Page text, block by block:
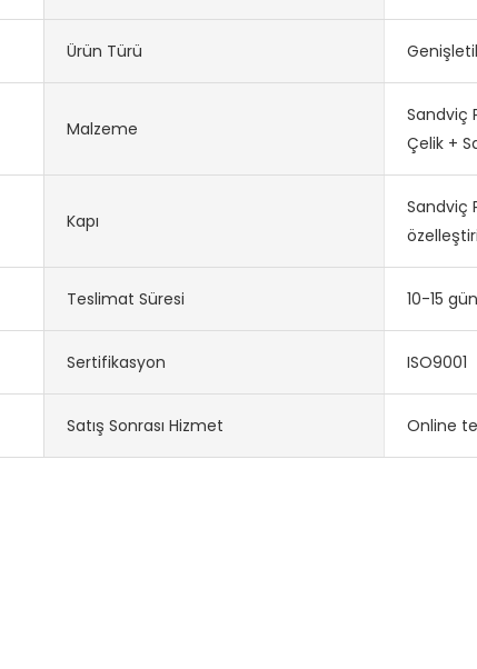
Ürün Türü
Malzeme
Sandviç
Çelik +
Kapı
Sandviç
Teslimat Süresi 10-15 gün
Sertifikasyon ISO9001
Satış Sonrası Hizmet Online